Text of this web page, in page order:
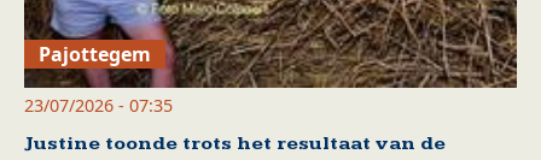
Pajottegem
23/07/2026 - 07:35
Justine toonde trots het resultaat van de